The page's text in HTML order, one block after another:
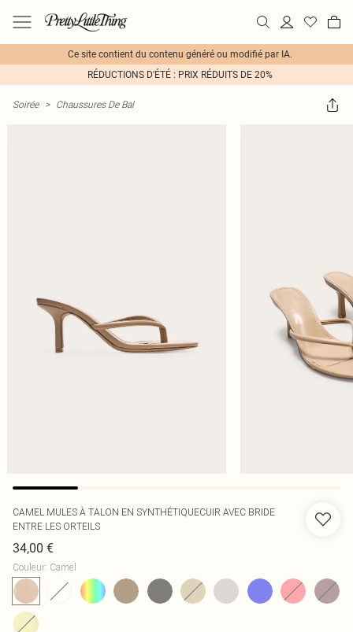
Ce site contient du contenu généré ou modifié par IA.
RÉDUCTIONS D'ÉTÉ : PRIX RÉDUITS DE 20%
Soirée > Chaussures De Bal
CAMEL MULES À TALON EN SYNTHÉTIQUECUIR AVEC BRIDE
ENTRE LES ORTEILS
34,00 €
Couleur: Camel